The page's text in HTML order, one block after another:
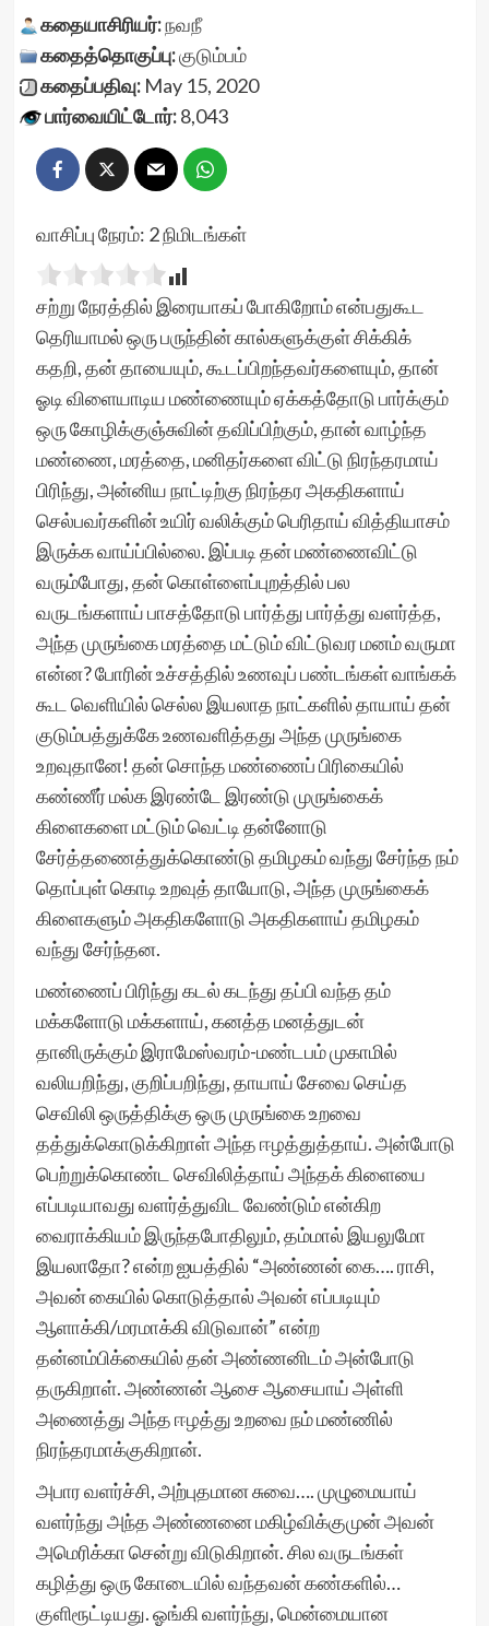
கதையாசிரியர்:நவநீ
கதைத்தொகுப்பு:குடும்பம்
கதைப்பதிவு:May 15, 2020
பார்வையிட்டோர்:8,043
வாசிப்பு நேரம்: 2நிமிடங்கள்
சற்று நேரத்தில் இரையாகப் போகிறோம் என்பதுகூட
தெரியாமல் ஒரு பருந்தின் கால்களுக்குள் சிக்கிக்
கதறி, தன் தாயையும், கூடப்பிறந்தவர்களையும், தான்
ஓடி விளையாடிய மண்ணையும் ஏக்கத்தோடு பார்க்கும்
ஒரு கோழிக்குஞ்சுவின் தவிப்பிற்கும், தான் வாழ்ந்த
மண்ணை, மரத்தை, மனிதர்களை விட்டு நிரந்தரமாய்
பிரிந்து, அன்னிய நாட்டிற்கு நிரந்தர அகதிகளாய்
செல்பவர்களின் உயிர் வலிக்கும் பெரிதாய் வித்தியாசம்
இருக்க வாய்ப்பில்லை. இப்படி தன் மண்ணைவிட்டு
வரும்போது, தன் கொள்ளைப்புறத்தில் பல
வருடங்களாய் பாசத்தோடு பார்த்து பார்த்து வளர்த்த,
அந்த முருங்கை மரத்தை மட்டும் விட்டுவர மனம் வருமா
என்ன? போரின் உச்சத்தில் உணவுப் பண்டங்கள் வாங்கக்
கூட வெளியில் செல்ல இயலாத நாட்களில் தாயாய் தன்
குடும்பத்துக்கே உணவளித்தது அந்த முருங்கை
உறவுதானே! தன் சொந்த மண்ணைப் பிரிகையில்
கண்ணீர் மல்க இரண்டே இரண்டு முருங்கைக்
கிளைகளை மட்டும் வெட்டி தன்னோடு
சேர்த்தணைத்துக்கொண்டு தமிழகம் வந்து சேர்ந்த நம்
தொப்புள் கொடி உறவுத் தாயோடு, அந்த முருங்கைக்
கிளைகளும் அகதிகளோடு அகதிகளாய் தமிழகம்
வந்து சேர்ந்தன.
மண்ணைப் பிரிந்து கடல் கடந்து தப்பி வந்த தம்
மக்களோடு மக்களாய், கனத்த மனத்துடன்
தானிருக்கும் இராமேஸ்வரம்-மண்டபம் முகாமில்
வலியறிந்து, குறிப்பறிந்து, தாயாய் சேவை செய்த
செவிலி ஒருத்திக்கு ஒரு முருங்கை உறவை
தத்துக்கொடுக்கிறாள் அந்த ஈழத்துத்தாய். அன்போடு
பெற்றுக்கொண்ட செவிலித்தாய் அந்தக் கிளையை
எப்படியாவது வளர்த்துவிட வேண்டும் என்கிற
வைராக்கியம் இருந்தபோதிலும், தம்மால் இயலுமோ
இயலாதோ? என்ற ஐயத்தில் “அண்ணன் கை…. ராசி,
அவன் கையில் கொடுத்தால் அவன் எப்படியும்
ஆளாக்கி/மரமாக்கி விடுவான்” என்ற
தன்னம்பிக்கையில் தன் அண்ணனிடம் அன்போடு
தருகிறாள். அண்ணன் ஆசை ஆசையாய் அள்ளி
அணைத்து அந்த ஈழத்து உறவை நம் மண்ணில்
நிரந்தரமாக்குகிறான்.
அபார வளர்ச்சி, அற்புதமான சுவை…. முழுமையாய்
வளர்ந்து அந்த அண்ணனை மகிழ்விக்குமுன் அவன்
அமெரிக்கா சென்று விடுகிறான். சில வருடங்கள்
கழித்து ஒரு கோடையில் வந்தவன் கண்களில்…
குளிரூட்டியது. ஓங்கி வளர்ந்து, மென்மையான